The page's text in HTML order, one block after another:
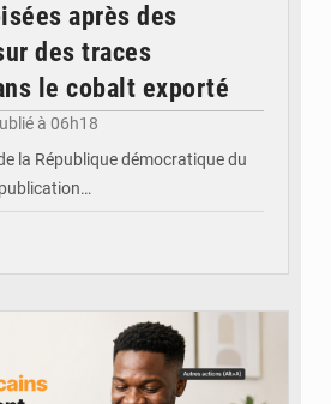
après des
des traces
le cobalt exporté
à 06h18
la République démocratique du